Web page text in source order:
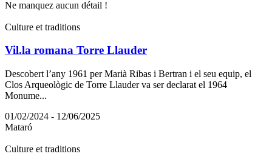
Ne manquez aucun détail !
Culture et traditions
Vil.la romana Torre Llauder
Descobert l’any 1961 per Marià Ribas i Bertran i el seu equip, el
Clos Arqueològic de Torre Llauder va ser declarat el 1964
Monume...
01/02/2024 - 12/06/2025
Mataró
Culture et traditions